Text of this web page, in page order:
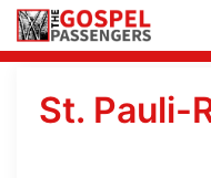
Zum
Inhalt
St. Pauli-